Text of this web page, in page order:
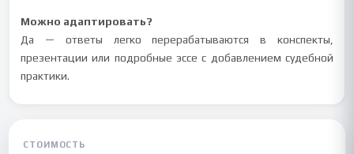
Можно адаптировать?
Да — ответы легко перерабатываются в конспекты,
презентации или подробные эссе с добавлением судебной
практики.
СТОИМОСТЬ